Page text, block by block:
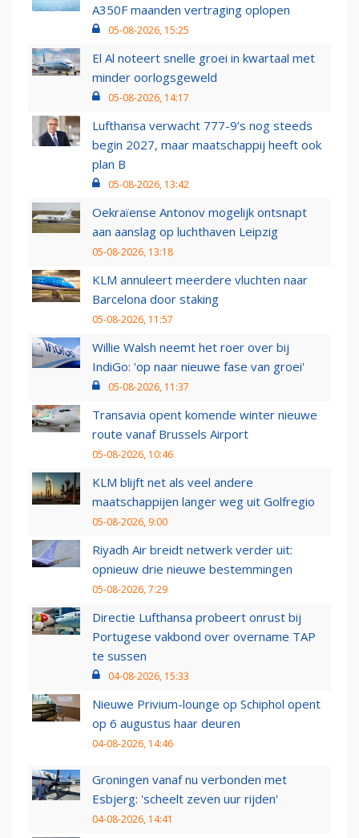
A350F maanden vertraging oplopen
05-08-2026, 15:25
El Al noteert snelle groei in kwartaal met
minder oorlogsgeweld
05-08-2026, 14:17
Lufthansa verwacht 777-9’s nog steeds
begin 2027, maar maatschappij heeft ook
plan B
05-08-2026, 13:42
Oekraïense Antonov mogelijk ontsnapt
aan aanslag op luchthaven Leipzig
05-08-2026, 13:18
KLM annuleert meerdere vluchten naar
Barcelona door staking
05-08-2026, 11:57
Willie Walsh neemt het roer over bij
IndiGo: 'op naar nieuwe fase van groei'
05-08-2026, 11:37
Transavia opent komende winter nieuwe
route vanaf Brussels Airport
05-08-2026, 10:46
KLM blijft net als veel andere
maatschappijen langer weg uit Golfregio
05-08-2026, 9:00
Riyadh Air breidt netwerk verder uit:
opnieuw drie nieuwe bestemmingen
05-08-2026, 7:29
Directie Lufthansa probeert onrust bij
Portugese vakbond over overname TAP
te sussen
04-08-2026, 15:33
Nieuwe Privium-lounge op Schiphol opent
op 6 augustus haar deuren
04-08-2026, 14:46
Groningen vanaf nu verbonden met
Esbjerg: 'scheelt zeven uur rijden'
04-08-2026, 14:41